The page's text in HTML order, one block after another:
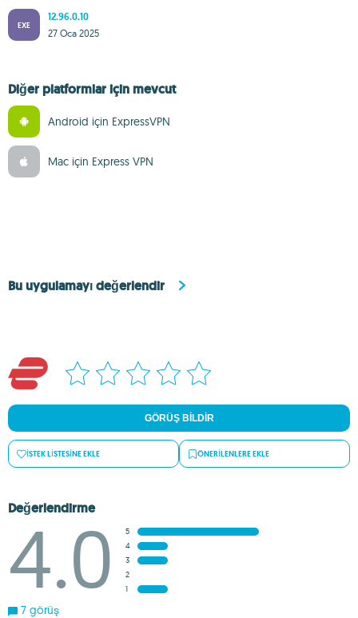
EXE
12.96.0.10
27 Oca 2025
Diğer platformlar için mevcut
Android için ExpressVPN
Mac için Express VPN
Bu uygulamayı değerlendir
GÖRÜŞ BILDIR
İSTEK LISTESINE EKLE ÖNERILENLERE EKLE
Değerlendirme
4.0
5
4
3
2
1
7 görüş